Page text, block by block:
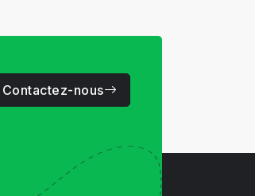
Contactez-nous